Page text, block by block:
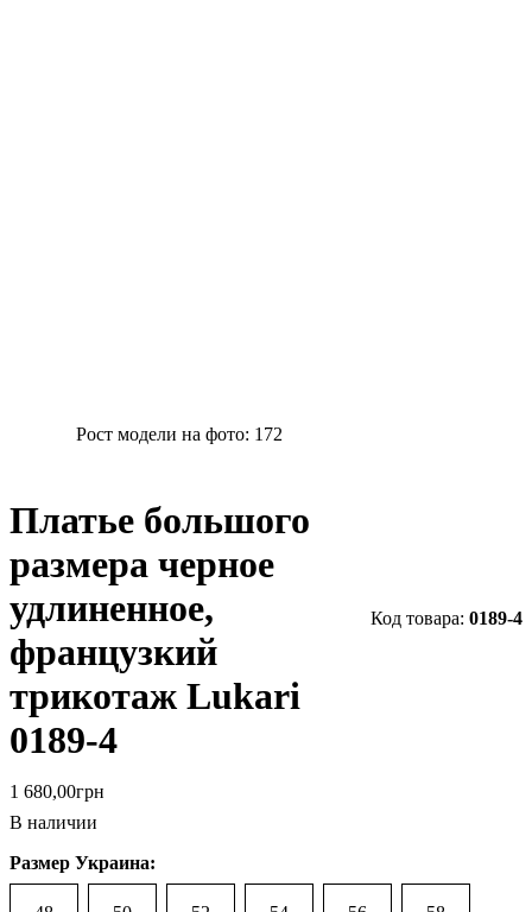
Рост модели на фото: 172
Платье большого
размера черное
удлиненное,
французкий
трикотаж Lukari
0189-4
0189-4
1 680,00грн
В наличии
Размер Украина: